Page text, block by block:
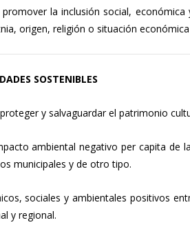
la inclusión social,
origen, religión o situación
SOSTENIBLES
y salvaguardar el patrimonio
ambiental negativo per capita de
municipales y de otro tipo.
sociales y ambientales positivos
y regional.